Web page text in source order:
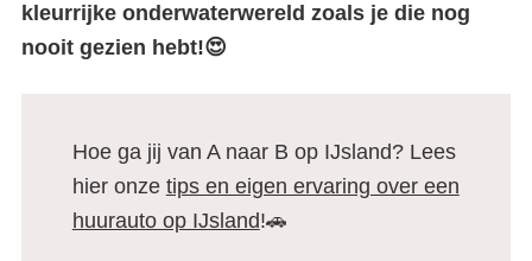
kleurrijke onderwaterwereld zoals je die nog
nooit gezien hebt!😍
Hoe ga jij van A naar B op IJsland? Lees
hier onze tips en eigen ervaring over een
huurauto op IJsland!🚗